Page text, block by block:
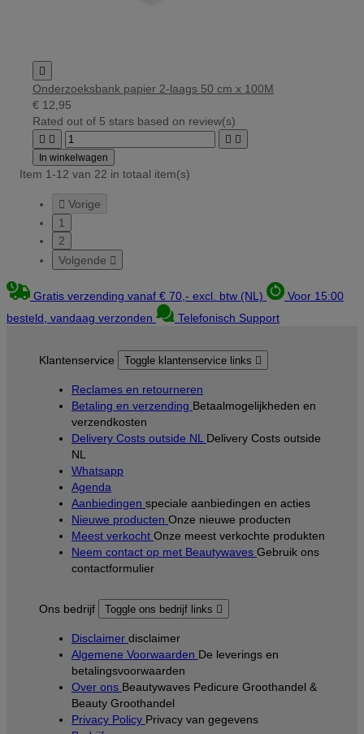

Onderzoeksbank papier 2-laags 50 cm x 100M
€ 12,95
Rated out of 5 stars based on review(s)
   
In winkelwagen
Item 1-12 van 22 in totaal item(s)
 Vorige
1
2
Volgende 
Gratis verzending vanaf € 70,- excl. btw (NL)
Voor 15:00
besteld, vandaag verzonden
Telefonisch Support
Klantenservice Toggle klantenservice links 
Reclames en retourneren
Betaling en verzending Betaalmogelijkheden en
verzendkosten
Delivery Costs outside NL Delivery Costs outside
NL
Whatsapp
Agenda
Aanbiedingen speciale aanbiedingen en acties
Nieuwe producten Onze nieuwe producten
Meest verkocht Onze meest verkochte produkten
Neem contact op met Beautywaves Gebruik ons
contactformulier
Ons bedrijf Toggle ons bedrijf links 
Disclaimer disclaimer
Algemene Voorwaarden De leverings en
betalingsvoorwaarden
Over ons Beautywaves Pedicure Groothandel &
Beauty Groothandel
Privacy Policy Privacy van gegevens